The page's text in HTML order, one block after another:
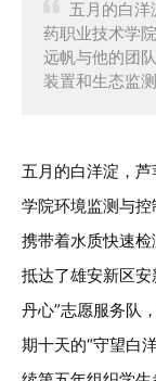
五月的白洋
药职业技术学
远帆与他的团
装置和生态监
五月的白洋淀，
学院环境监测与控
携带着水质快速检
抵达了雄安新区
丹心”志愿服务队
期十天的“守望白